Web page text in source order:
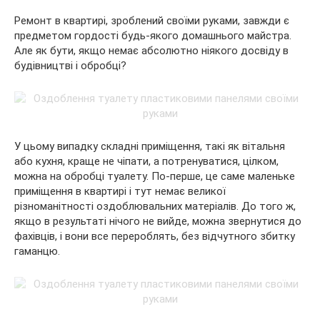
Ремонт в квартирі, зроблений своїми руками, завжди є
предметом гордості будь-якого домашнього майстра.
Але як бути, якщо немає абсолютно ніякого досвіду в
будівництві і обробці?
У цьому випадку складні приміщення, такі як вітальня
або кухня, краще не чіпати, а потренуватися, цілком,
можна на обробці туалету. По-перше, це саме маленьке
приміщення в квартирі і тут немає великої
різноманітності оздоблювальних матеріалів. До того ж,
якщо в результаті нічого не вийде, можна звернутися до
фахівців, і вони все перероблять, без відчутного збитку
гаманцю.